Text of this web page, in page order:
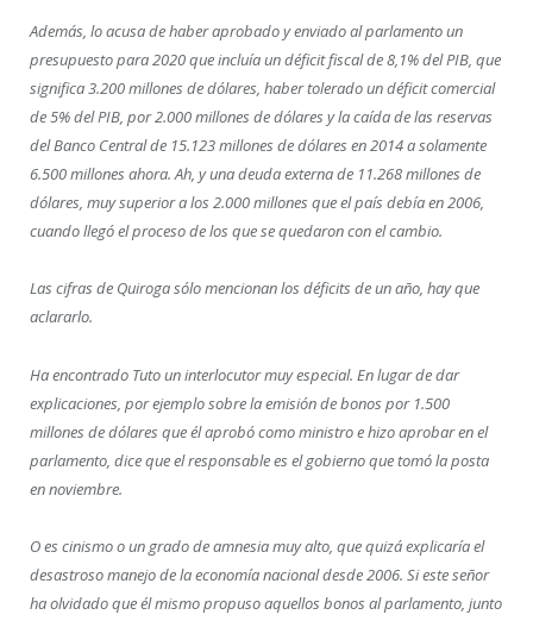
Además, lo acusa de haber aprobado y enviado al parlamento un
presupuesto para 2020 que incluía un déficit fiscal de 8,1% del PIB, que
significa 3.200 millones de dólares, haber tolerado un déficit comercial
de 5% del PIB, por 2.000 millones de dólares y la caída de las reservas
del Banco Central de 15.123 millones de dólares en 2014 a solamente
6.500 millones ahora. Ah, y una deuda externa de 11.268 millones de
dólares, muy superior a los 2.000 millones que el país debía en 2006,
cuando llegó el proceso de los que se quedaron con el cambio.
Las cifras de Quiroga sólo mencionan los déficits de un año, hay que
aclararlo.
Ha encontrado Tuto un interlocutor muy especial. En lugar de dar
explicaciones, por ejemplo sobre la emisión de bonos por 1.500
millones de dólares que él aprobó como ministro e hizo aprobar en el
parlamento, dice que el responsable es el gobierno que tomó la posta
en noviembre.
O es cinismo o un grado de amnesia muy alto, que quizá explicaría el
desastroso manejo de la economía nacional desde 2006. Si este señor
ha olvidado que él mismo propuso aquellos bonos al parlamento, junto